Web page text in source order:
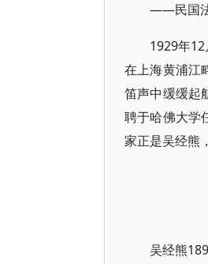
——民国
1929年
在上海黄浦江
笛声中缓缓起
聘于哈佛大学
家正是吴经熊
吴经熊